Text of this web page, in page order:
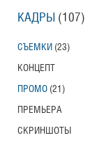
КАДРЫ (107)
СЪЕМКИ (23)
КОНЦЕПТ
ПРОМО (21)
ПРЕМЬЕРА
СКРИНШОТЫ